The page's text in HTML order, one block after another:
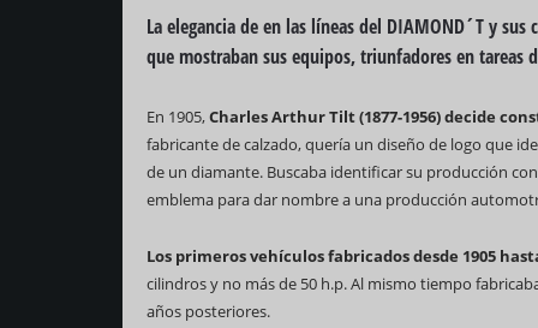
La elegancia de en las líneas del DIAMOND´T y
que mostraban sus equipos, triunfadores en tareas
En 1905,Charles Arthur Tilt (1877-1956) decide
fabricante de calzado, quería un diseño de logo que
de un diamante. Buscaba identificar su producción
emblema para dar nombre a una producción
Los primeros vehículos fabricados desde 1905
cilindros y no más de 50 h.p. Al mismo tiempo
años posteriores.